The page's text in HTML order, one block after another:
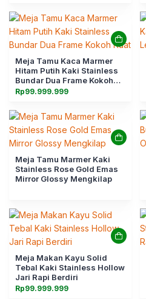
Meja Tamu Kaca Marmer
Hitam Putih Kaki Stainless
Bundar Dua Frame Kokoh
Kuat
Rp99.999.999
Meja Tamu Marmer Kaki
Stainless Rose Gold Emas
Mirror Glossy Mengkilap
Meja Makan Kayu Solid
Tebal Kaki Stainless Hollow
Jari Rapi Berdiri
Rp99.999.999